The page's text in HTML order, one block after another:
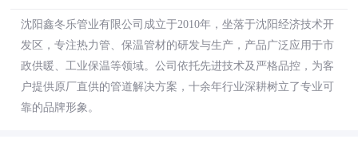
沈阳鑫冬乐管业有限公司成立于2010年，坐落于沈阳经济技术开
发区，专注热力管、保温管材的研发与生产，产品广泛应用于市
政供暖、工业保温等领域。公司依托先进技术及严格品控，为客
户提供原厂直供的管道解决方案，十余年行业深耕树立了专业可
靠的品牌形象。